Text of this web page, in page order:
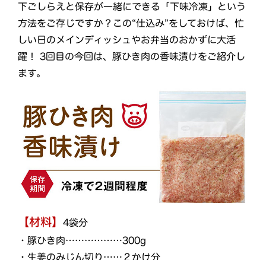
下ごしらえと保存が一緒にできる「下味冷凍」という
方法をご存じですか？この“仕込み”をしておけば、忙
しい日のメインディッシュやお弁当のおかずに大活
躍！ 3回目の今回は、豚ひき肉の香味漬けをご紹介し
ます。
【材料】4袋分
・豚ひき肉………………300g
・生姜のみじん切り……２かけ分